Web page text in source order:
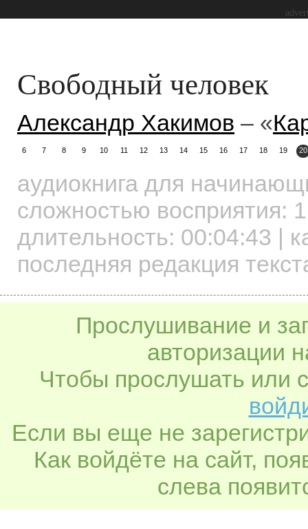
Свободный человек
Александр Хакимов – «
6 7 8 9 10 11 12 13 14 15 16 17 18 19 20
аудиокнига для
сложностью восприятия: 1
длительность: 00:04:43 |
последняя редакция
Прослушивание и
авторизации
Чтобы прослушать или
Если вы еще не
Как войдёте на сайт,
слева